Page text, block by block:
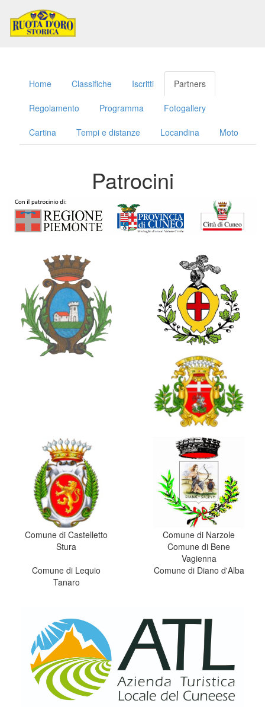
Home Classifiche Iscritti Partners
Regolamento Programma Fotogallery
Cartina Tempi e distanze Locandina Moto
Patrocini
Comune di Castelletto
Stura
Comune di Narzole
Comune di Bene
Vagienna
Comune di Lequio
Tanaro
Comune di Diano d'Alba